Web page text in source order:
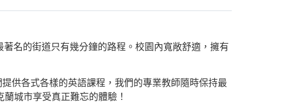
名的街道只有幾分鐘的路程。校園內寬敞舒適，擁有
供各式各樣的英語課程，我們的專業教師隨時保持最
城市享受真正難忘的體驗！